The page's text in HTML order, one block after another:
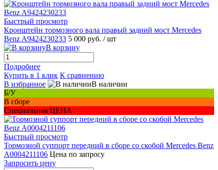
Быстрый просмотр
Кронштейн тормозного вала правый задний мост Mercedes
Benz A9424230233 5 000 руб. / шт
В корзину
Подробнее
Купить в 1 клик К сравнению
В избранное
В наличии
Б/У
В сборе
Специальная ЦЕНА
Быстрый просмотр
Тормозной суппорт передний в сборе со скобой Mercedes Benz
A0004211106 Цена по запросу
Запросить цену